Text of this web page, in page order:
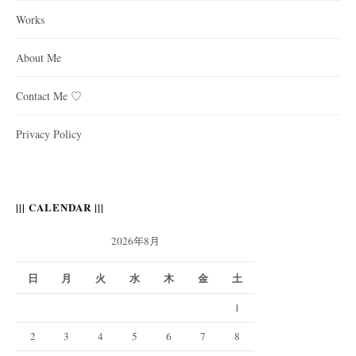
Works
About Me
Contact Me ♡
Privacy Policy
||| CALENDAR |||
2026年8月
日 月 火 水 木 金 土
1
2
3 4 5 6 7 8